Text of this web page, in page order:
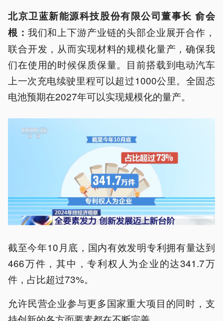
北京卫蓝新能源科技股份有限公司董事长 俞会
根： 我们和上下游产业链的头部企业展开合作，
联合开发，从而实现材料的规模化量产，确保我
们在使用的时候保质保量。目前搭载到电动汽车
上一次充电续驶里程可以超过1000公里。全固态
电池预期在2027年可以实现规模化的量产。
截至今年10月底，国内有效发明专利拥有量达到
466万件，其中，专利权人为企业的达341.7万
件，占比超过73%。
允许民营企业参与更多国家重大项目的同时，支